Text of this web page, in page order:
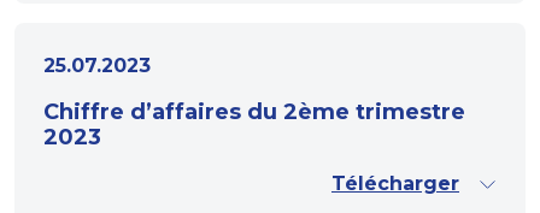
25.07.2023
Chiffre d’affaires du 2ème trimestre
2023
Télécharger